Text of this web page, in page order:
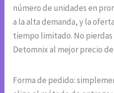
número de unidades en
a la alta demanda, y la
tiempo limitado. No
Detomnix al mejor precio
Forma de pedido: